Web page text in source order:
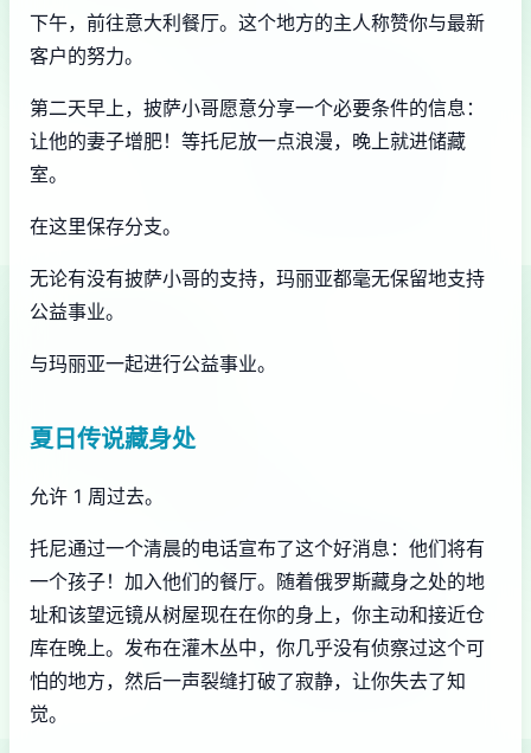
下午，前往意大利餐厅。这个地方的主人称赞你与最新
客户的努力。
第二天早上，披萨小哥愿意分享一个必要条件的信息：
让他的妻子增肥！等托尼放一点浪漫，晚上就进储藏
室。
在这里保存分支。
无论有没有披萨小哥的支持，玛丽亚都毫无保留地支持
公益事业。
与玛丽亚一起进行公益事业。
夏日传说藏身处
允许 1 周过去。
托尼通过一个清晨的电话宣布了这个好消息：他们将有
一个孩子！加入他们的餐厅。随着俄罗斯藏身之处的地
址和该望远镜从树屋现在在你的身上，你主动和接近仓
库在晚上。发布在灌木丛中，你几乎没有侦察过这个可
怕的地方，然后一声裂缝打破了寂静，让你失去了知
觉。